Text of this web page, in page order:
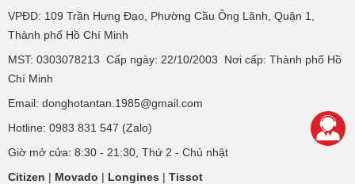
VPĐD: 109 Trần Hưng Đạo, Phường Cầu Ông Lãnh, Quận 1,
Thành phố Hồ Chí Minh
MST: 0303078213 Cấp ngày: 22/10/2003 Nơi cấp: Thành phố Hồ
Chí Minh
Email: donghotantan.1985@gmail.com
Hotline: 0983 831 547 (Zalo)
Giờ mở cửa: 8:30 - 21:30, Thứ 2 - Chủ nhật
Citizen | Movado | Longines | Tissot